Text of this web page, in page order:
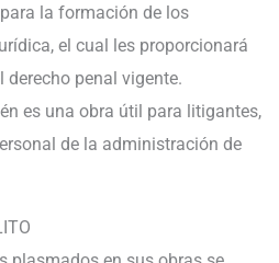
la formación de los
el cual les proporcionará
penal vigente.
es una obra útil para litigantes,
de la administración de